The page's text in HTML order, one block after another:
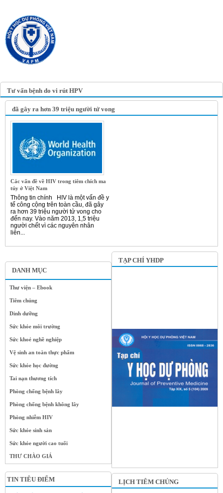
Tư vấn bệnh do vi rút HPV
DANH MỤC
Thư viện – Ebook
Tiêm chủng
Dinh dưỡng
Sức khỏe môi trường
Sức khoẻ nghề nghiệp
Vệ sinh an toàn thực phẩm
Sức khỏe học đường
Tai nạn thương tích
Phòng chống bệnh lây
Phòng chống bệnh không lây
Phòng nhiễm HIV
Sức khỏe sinh sản
Sức khỏe người cao tuổi
THƯ CHÀO GIÁ
TIN TIÊU ĐIỂM
đã gây ra hơn 39 triệu người tử vong
Các vấn đề về HIV trong tiêm chích ma
túy ở Việt Nam
Thông tin chính HIV là một vấn đề y
tế công cộng trên toàn cầu, đã gây
ra hơn 39 triệu người tử vong cho
đến nay. Vào năm 2013, 1,5 triệu
người chết vì các nguyên nhân
liên...
TẠP CHÍ YHDP
LỊCH TIÊM CHỦNG